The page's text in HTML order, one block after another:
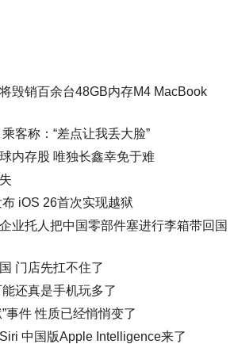
毁销百余台48GB内存M4 MacBook
客称：“差点让我丢大脸”
内存股 唯独长鑫幸免于难
iOS 26首次实现越狱
业托人把中国零部件塞进行李箱带回国
门店先扛不住了
还真是手机玩多了
事件 性质已经悄悄变了
中国版Apple Intelligence来了